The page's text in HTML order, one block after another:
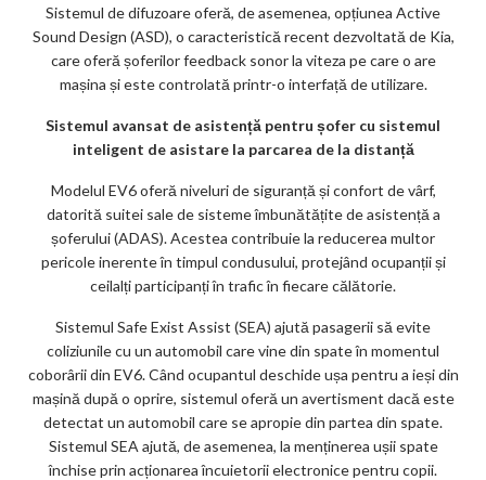
Sistemul de difuzoare oferă, de asemenea, opțiunea Active
Sound Design (ASD), o caracteristică recent dezvoltată de Kia,
care oferă șoferilor feedback sonor la viteza pe care o are
mașina și este controlată printr-o interfață de utilizare.
Sistemul avansat de asistență pentru șofer cu sistemul
inteligent de asistare la parcarea de la distanță
Modelul EV6 oferă niveluri de siguranță și confort de vârf,
datorită suitei sale de sisteme îmbunătățite de asistență a
șoferului (ADAS). Acestea contribuie la reducerea multor
pericole inerente în timpul condusului, protejând ocupanții și
ceilalți participanți în trafic în fiecare călătorie.
Sistemul Safe Exist Assist (SEA) ajută pasagerii să evite
coliziunile cu un automobil care vine din spate în momentul
coborârii din EV6. Când ocupantul deschide ușa pentru a ieși din
mașină după o oprire, sistemul oferă un avertisment dacă este
detectat un automobil care se apropie din partea din spate.
Sistemul SEA ajută, de asemenea, la menținerea ușii spate
închise prin acționarea încuietorii electronice pentru copii.